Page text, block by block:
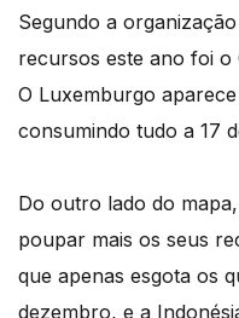
Segundo a
recursos este ano foi o
O Luxemburgo
consumindo tudo a 17
Do outro lado do
poupar mais os seus
que apenas esgota os
dezembro, e a